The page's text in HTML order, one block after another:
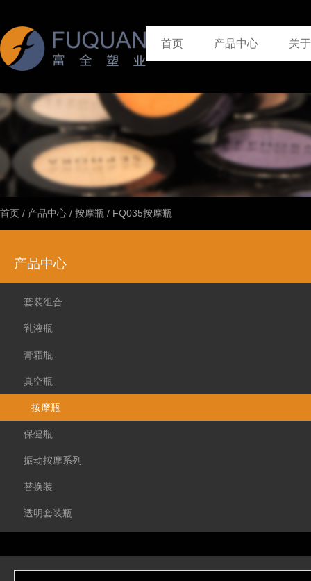
首页 产品中心 关
首页 / 产品中心 / 按摩瓶 / FQ035按摩瓶
产品中心
套装组合
乳液瓶
膏霜瓶
真空瓶
按摩瓶
保健瓶
振动按摩系列
替换装
透明套装瓶